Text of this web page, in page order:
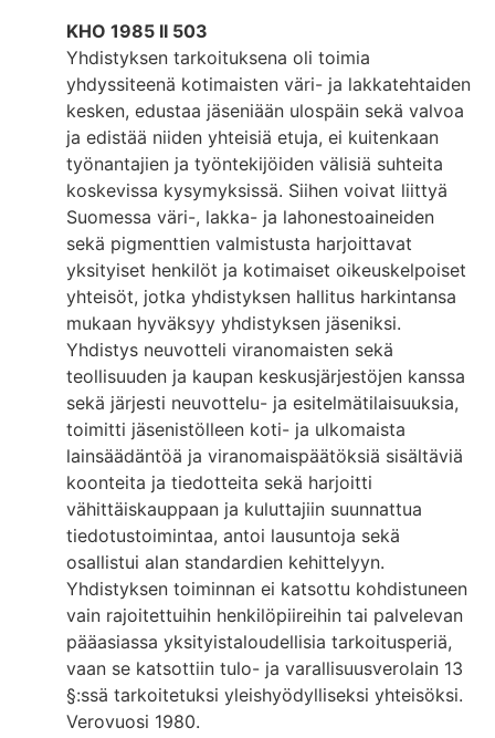
KHO 1985 II 503
Yhdistyksen tarkoituksena oli toimia
yhdyssiteenä kotimaisten väri- ja lakkatehtaiden
kesken, edustaa jäseniään ulospäin sekä valvoa
ja edistää niiden yhteisiä etuja, ei kuitenkaan
työnantajien ja työntekijöiden välisiä suhteita
koskevissa kysymyksissä. Siihen voivat liittyä
Suomessa väri-, lakka- ja lahonestoaineiden
sekä pigmenttien valmistusta harjoittavat
yksityiset henkilöt ja kotimaiset oikeuskelpoiset
yhteisöt, jotka yhdistyksen hallitus harkintansa
mukaan hyväksyy yhdistyksen jäseniksi.
Yhdistys neuvotteli viranomaisten sekä
teollisuuden ja kaupan keskusjärjestöjen kanssa
sekä järjesti neuvottelu- ja esitelmätilaisuuksia,
toimitti jäsenistölleen koti- ja ulkomaista
lainsäädäntöä ja viranomaispäätöksiä sisältäviä
koonteita ja tiedotteita sekä harjoitti
vähittäiskauppaan ja kuluttajiin suunnattua
tiedotustoimintaa, antoi lausuntoja sekä
osallistui alan standardien kehittelyyn.
Yhdistyksen toiminnan ei katsottu kohdistuneen
vain rajoitettuihin henkilöpiireihin tai palvelevan
pääasiassa yksityistaloudellisia tarkoitusperiä,
vaan se katsottiin tulo- ja varallisuusverolain 13
§:ssä tarkoitetuksi yleishyödylliseksi yhteisöksi.
Verovuosi 1980.